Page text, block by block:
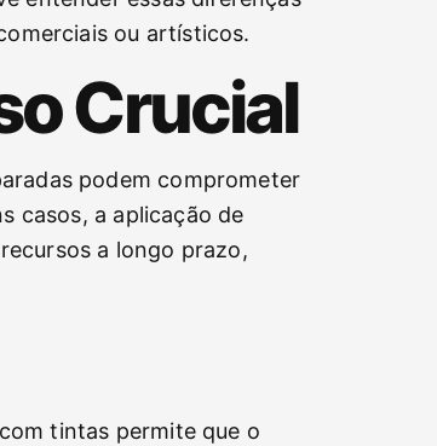
ou artísticos.
Crucial
podem comprometer
casos, a aplicação de
a longo prazo,
tintas permite que o